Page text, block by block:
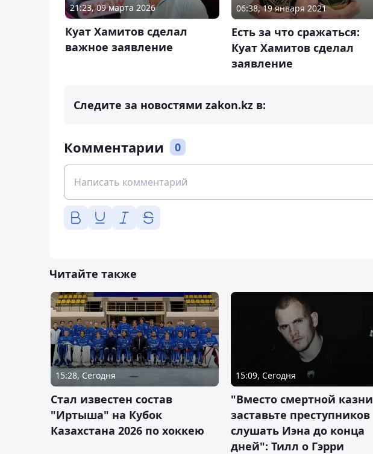
21:23, 09 марта 2026
Куат Хамитов сделал
важное заявление
06:38, 19 января 2021
Есть за что сражаться:
Куат Хамитов сделал
заявление
Следите за новостями zakon.kz в:
Комментарии 0
Читайте также
15:28, Сегодня
Стал известен состав
"Иртыша" на Кубок
Казахстана 2026 по хоккею
15:09, Сегодня
"Вместо смертной казни
заставьте преступников
слушать Иэна до конца
дней": Тилл о Гэрри